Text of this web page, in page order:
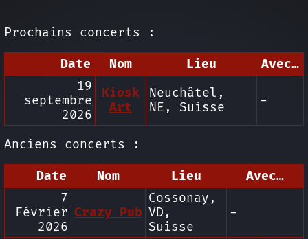
Prochains concerts :
Date Nom Lieu
Avec…
19
septembre
2026
Kiosk
Art
Neuchâtel,
NE, Suisse
-
Anciens concerts :
Date Nom Lieu
Avec…
7
Février
2026
Crazy Pub
Cossonay,
VD,
Suisse
-